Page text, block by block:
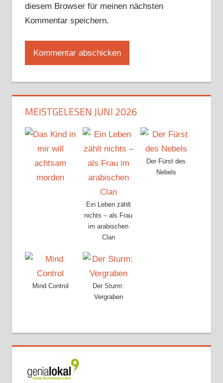
diesem Browser für meinen nächsten
Kommentar speichern.
MEISTGELESEN JUNI 2026
Ein Leben zählt
nichts – als Frau
im arabischen
Clan
Der Fürst des
Nebels
Mind Control
Der Sturm:
Vergraben